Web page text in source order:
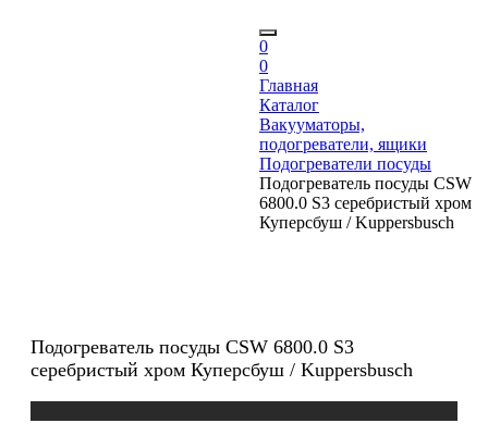
0
0
Главная
Каталог
Вакууматоры,
подогреватели, ящики
Подогреватели посуды
Подогреватель посуды CSW
6800.0 S3 серебристый хром
Куперсбуш / Kuppersbusch
Подогреватель посуды CSW 6800.0 S3
серебристый хром Куперсбуш / Kuppersbusch